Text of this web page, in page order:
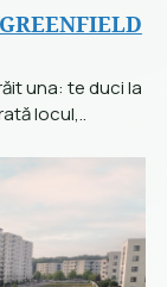
una: te duci la
locul,..